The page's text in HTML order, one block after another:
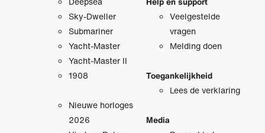
Sky-Dweller
Submariner
Yacht-Master
Yacht-Master II
1908
Nieuwe horloges
2026
Veelgestelde
vragen
Melding doen
Toegankelijkheid
Lees de verklaring
Media